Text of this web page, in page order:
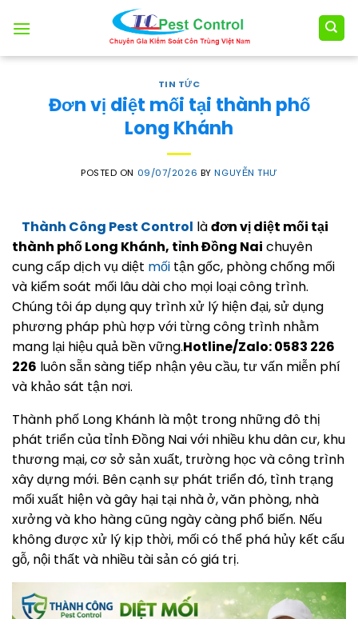
TIN TỨC
Đơn vị diệt mối tại thành phố
Long Khánh
POSTED ON 09/07/2026 BYNGUYỄN THƯ
Thành Công Pest Control làđơn vị diệt mối tại
thành phố Long Khánh, tỉnh Đồng Nai chuyên
cung cấp dịch vụ diệt mối tận gốc, phòng chống mối
và kiểm soát mối lâu dài cho mọi loại công trình.
Chúng tôi áp dụng quy trình xử lý hiện đại, sử dụng
phương pháp phù hợp với từng công trình nhằm
mang lại hiệu quả bền vững.Hotline/Zalo: 0583 226
226 luôn sẵn sàng tiếp nhận yêu cầu, tư vấn miễn phí
và khảo sát tận nơi.
Thành phố Long Khánh là một trong những đô thị
phát triển của tỉnh Đồng Nai với nhiều khu dân cư, khu
thương mại, cơ sở sản xuất, trường học và công trình
xây dựng mới. Bên cạnh sự phát triển đó, tình trạng
mối xuất hiện và gây hại tại nhà ở, văn phòng, nhà
xưởng và kho hàng cũng ngày càng phổ biến. Nếu
không được xử lý kịp thời, mối có thể phá hủy kết cấu
gỗ, nội thất và nhiều tài sản có giá trị.